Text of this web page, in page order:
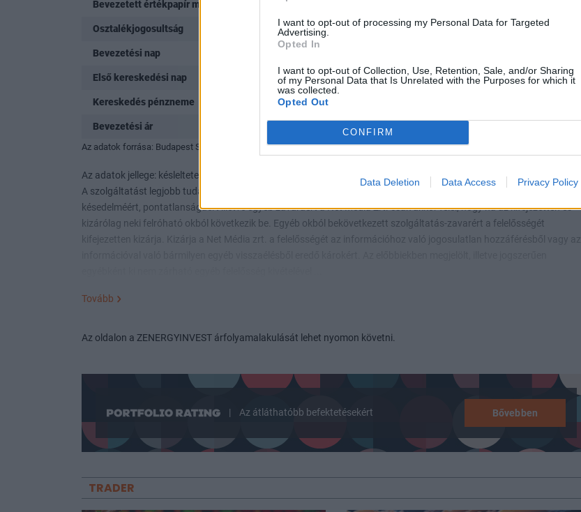
I want to opt-out of processing my Personal Data for Targeted
Advertising.
Opted In
I want to opt-out of Collection, Use, Retention, Sale, and/or Sharing
of my Personal Data that Is Unrelated with the Purposes for which it
was collected.
Opted Out
CONFIRM
Data Deletion Data Access Privacy Policy
Bevezetett értékpapír mennyisége (db)
Osztalékjogosultság Full year
Bevezetési nap
Első kereskedési nap 2022-12-29
Kereskedés pénzneme HUF
Bevezetési ár
Az adatok forrása: Budapest Stock Exchange
Az adatok jellege: késleltetett.
A szolgáltatást legjobb tudásunk szerint nyújtjuk. A szolgáltatás elérhetőségének részbeni vagy teljes hiányáért,
késedelméért, pontatlanságáért illetve egyéb zavaráért a Net Média Zrt. csak akkor felel, hogy ha az kifejezetten és
kizárólag neki felróható okból következik be. Egyéb okból bekövetkezett szolgáltatás-zavarért a felelősségét
kifejezetten kizárja. Kizárja a Net Média zrt. a felelősségét az információhoz való jogosulatlan hozzáférésből vagy az
Tovább
Az oldalon a ZENERGYINVEST árfolyamalakulását lehet nyomon követni.
| Az átláthatóbb befektetésekért Bővebben
TRADER